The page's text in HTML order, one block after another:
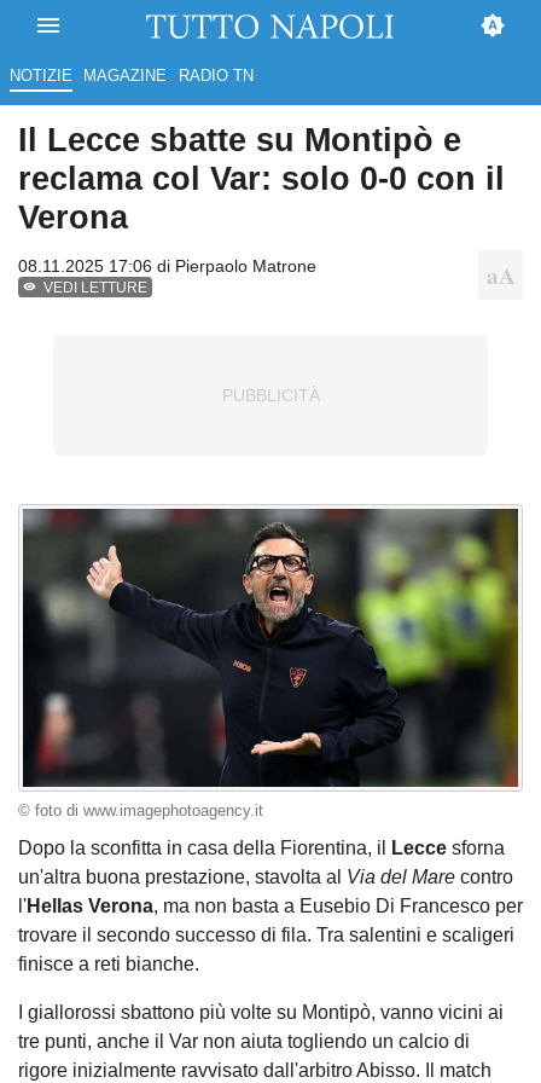
NOTIZIE MAGAZINE RADIO TN
Il Lecce sbatte su Montipò e
reclama col Var: solo 0-0 con il
Verona
08.11.2025 17:06 di Pierpaolo Matrone
VEDI LETTURE
© foto di www.imagephotoagency.it
Dopo la sconfitta in casa della Fiorentina, il Lecce sforna
un'altra buona prestazione, stavolta al Via del Mare contro
l'Hellas Verona, ma non basta a Eusebio Di Francesco per
trovare il secondo successo di fila. Tra salentini e scaligeri
finisce a reti bianche.
I giallorossi sbattono più volte su Montipò, vanno vicini ai
tre punti, anche il Var non aiuta togliendo un calcio di
rigore inizialmente ravvisato dall'arbitro Abisso. Il match